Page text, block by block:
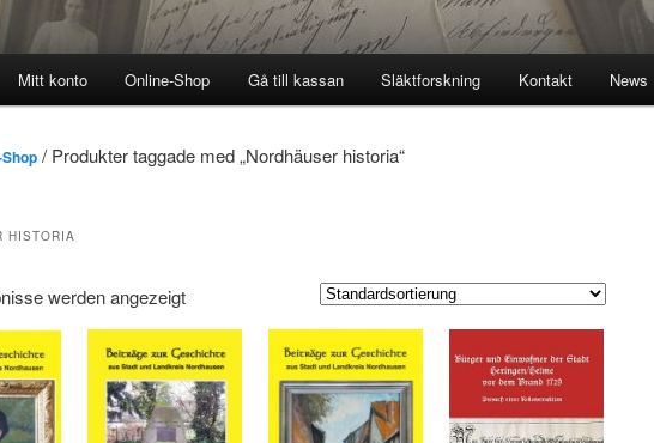
Mitt konto Online-Shop Gå till kassan Släktforskning Kontakt News
/ Produkter taggade med „Nordhäuser historia“
HISTORIA
werden angezeigt